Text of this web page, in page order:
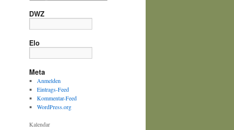
DWZ
Elo
Meta
Anmelden
Eintrags-Feed
Kommentar-Feed
WordPress.org
Kalendar